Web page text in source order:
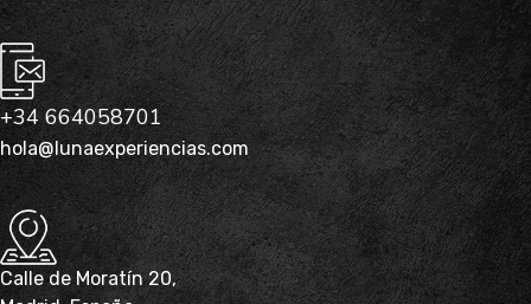
+34 664058701
hola@lunaexperiencias.com
Calle de Moratín 20,